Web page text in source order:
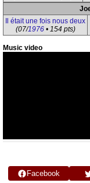
Il était une fois nous deux
(07/1976• 154 pts)
Music video
Facebook